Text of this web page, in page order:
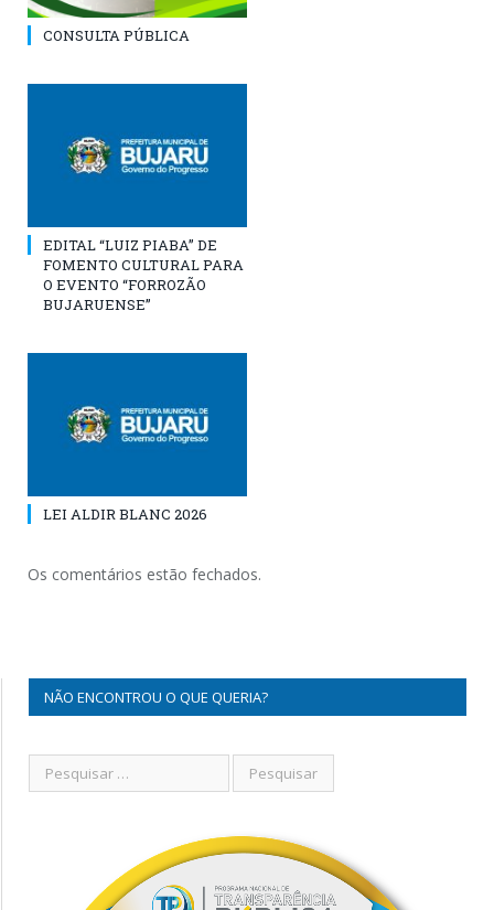
CONSULTA PÚBLICA
EDITAL “LUIZ PIABA” DE
FOMENTO CULTURAL PARA
O EVENTO “FORROZÃO
BUJARUENSE”
LEI ALDIR BLANC 2026
Os comentários estão fechados.
NÃO ENCONTROU O QUE QUERIA?